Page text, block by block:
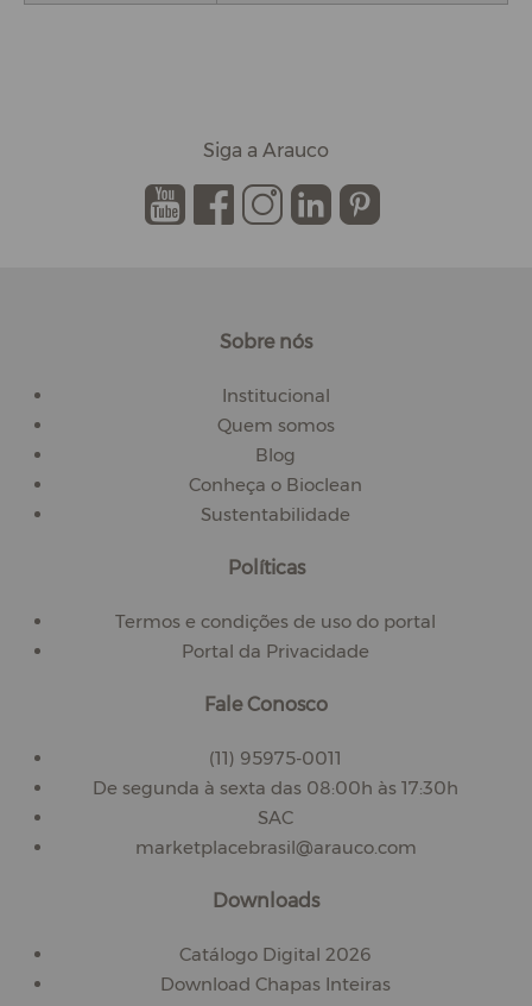
Siga a Arauco
. . . . .
Sobre nós
Institucional
Quem somos
Blog
Conheça o Bioclean
Sustentabilidade
Políticas
Termos e condições de uso do portal
Portal da Privacidade
Fale Conosco
(11) 95975-0011
De segunda à sexta das 08:00h às 17:30h
SAC
marketplacebrasil@arauco.com
Downloads
Catálogo Digital 2026
Download Chapas Inteiras